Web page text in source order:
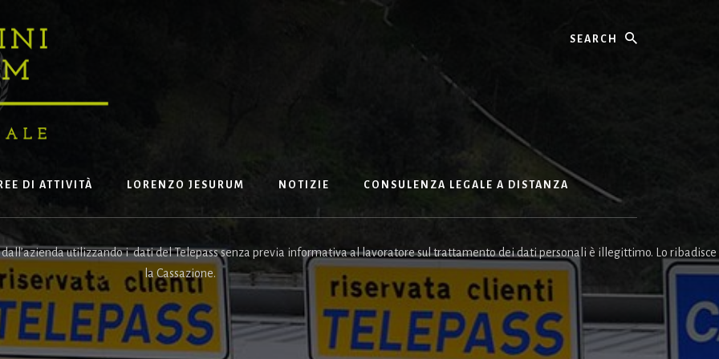
DI ATTIVITÀ LORENZO JESURUM NOTIZIE CONSULENZA LEGALE A DISTANZA
utilizzando i dati del Telepass senza previa informativa al lavoratore sul trattamento dei dati personali è illegittimo. Lo ribadisce
la Cassazione.